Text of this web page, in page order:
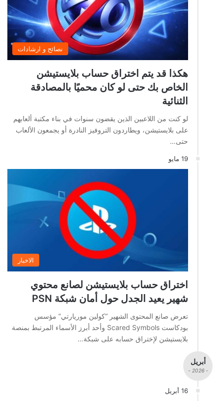
نصائح و ارشادات
هكذا قد يتم اختراق حساب بلايستيشن
الخاص بك حتى لو كان محميًا بالمصادقة
الثنائية
لو كنت من اللاعبين الذين يقضون سنوات في بناء مكتبة ألعابهم
على بلايستيشن، ويطاردون التروفيز النادرة أو يجمعون الألعاب
حتى…
19 مايو
الاخبار
اختراق حساب بلايستيشن لصانع محتوي
شهير يعيد الجدل حول أمان شبكة PSN
تعرض صانع المحتوى الشهير “كولين موريارتي” مؤسس
بودكاست Scared Symbols وأحد أبرز الأسماء المرتبط بمنصة
بلايستيشن لإختراق حسابه على شبكة…
أبريل
- 2026 -
16 أبريل